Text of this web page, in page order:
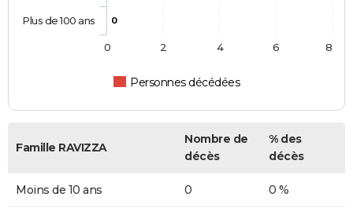
0
Personnes décédées
Plus de 100 ans
0 2 4 6 8
Famille RAVIZZA
Nombre de
décès
% des
décès
Moins de 10 ans 0 0 %